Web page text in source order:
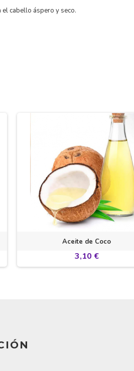
el cabello áspero y seco.
Aceite de Coco
3,10 €